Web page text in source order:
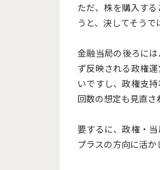
ただ、株を購入す
うと、決してそうで
金融当局の後ろに
ず反映される政権
いですし、政権支
回数の想定も見直さ
要するに、政権・
プラスの方向に活か